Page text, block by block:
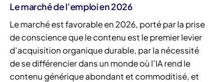
Le marché de l’emploi en 2026
Le marché est favorable en 2026, porté par la prise
de conscience que le contenu est le premier levier
d’acquisition organique durable, par la nécessité
de se différencier dans un monde où l’IA rend le
contenu générique abondant et commoditisé, et